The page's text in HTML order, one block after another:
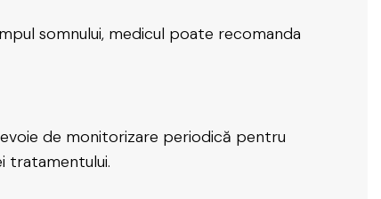
somnului, medicul poate recomanda
de monitorizare periodică pentru
tratamentului.